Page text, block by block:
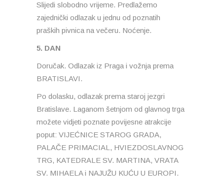
Slijedi slobodno vrijeme. Predlažemo
zajednički odlazak u jednu od poznatih
praških pivnica na večeru. Noćenje.
5. DAN
Doručak. Odlazak iz Praga i vožnja prema
BRATISLAVI.
Po dolasku, odlazak prema staroj jezgri
Bratislave. Laganom šetnjom od glavnog trga
možete vidjeti poznate povijesne atrakcije
poput: VIJEĆNICE STAROG GRADA,
PALAČE PRIMACIAL, HVIEZDOSLAVNOG
TRG, KATEDRALE SV. MARTINA, VRATA
SV. MIHAELA i NAJUŽU KUĆU U EUROPI.